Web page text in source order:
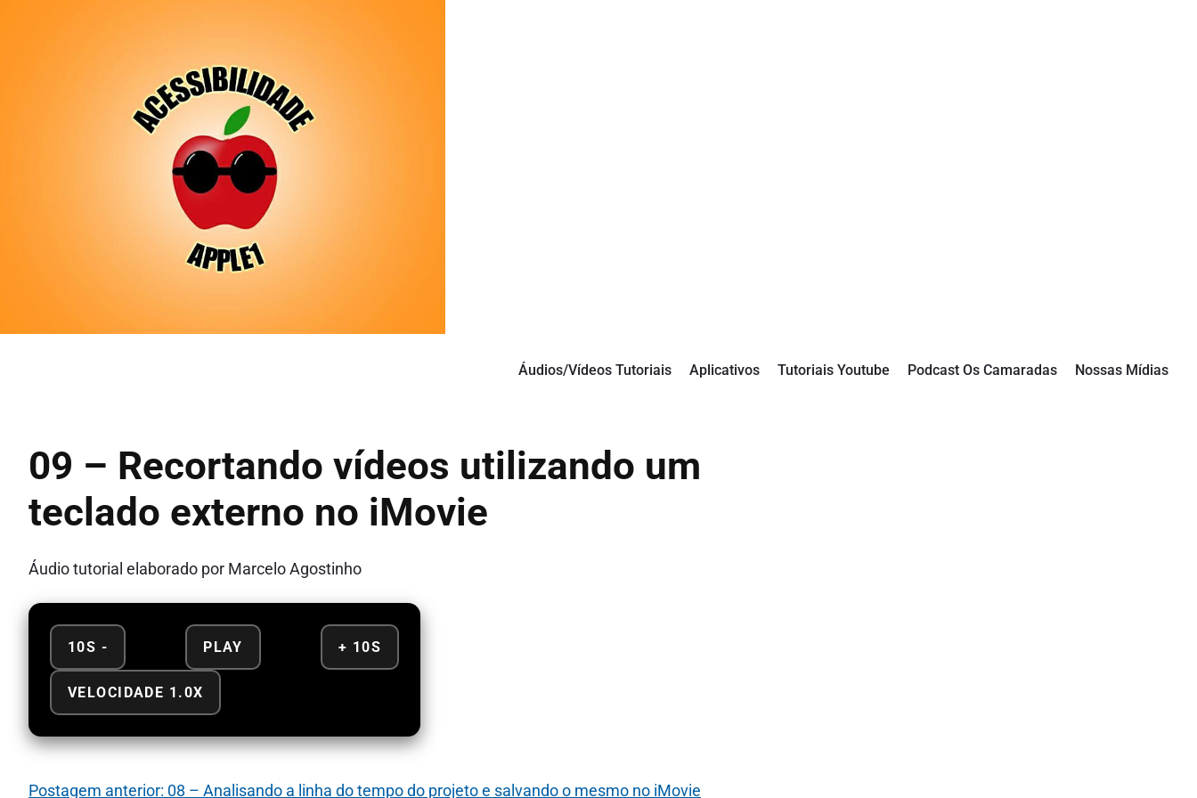
Áudios/Vídeos Tutoriais Aplicativos Tutoriais Youtube Podcast Os Camaradas Nossas Mídias
09 – Recortando vídeos utilizando um
teclado externo no iMovie
Áudio tutorial elaborado por Marcelo Agostinho
10S - PLAY + 10S
VELOCIDADE 1.0X
Postagem anterior: 08 – Analisando a linha do tempo do projeto e salvando o mesmo no iMovie